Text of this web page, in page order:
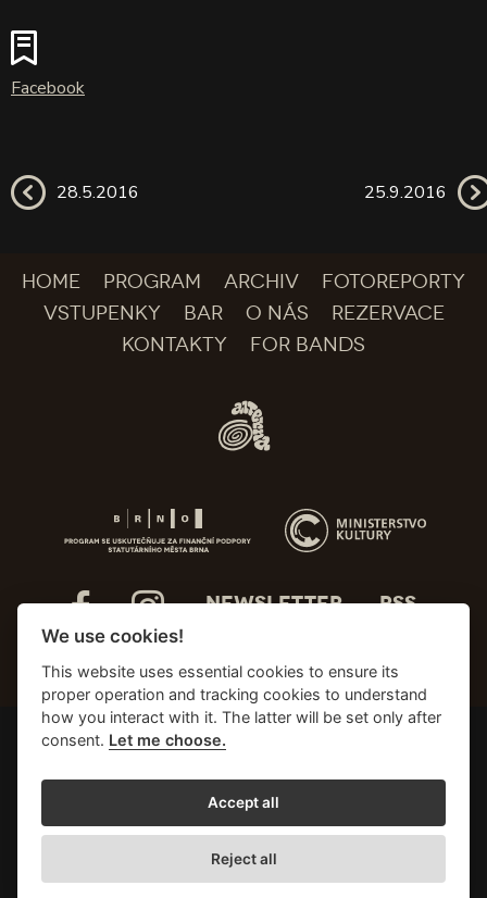
Facebook
28.5.2016 25.9.2016
HOME PROGRAM ARCHIV
FOTOREPORTY
VSTUPENKY
BAR O NÁS
REZERVACE
KONTAKTY
FOR BANDS
NEWSLETTER RSS
We use cookies!
This website uses essential cookies to ensure its
proper operation and tracking cookies to understand
how you interact with it. The latter will be set only after
consent. Let me choose.
Accept all
Reject all